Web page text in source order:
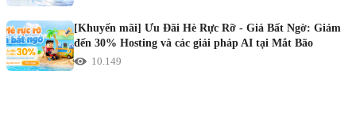
[Khuyến mãi] Ưu Đãi Hè Rực Rỡ - Giá Bất Ngờ: Giảm
đến 30% Hosting và các giải pháp AI tại Mắt Bão
10.149